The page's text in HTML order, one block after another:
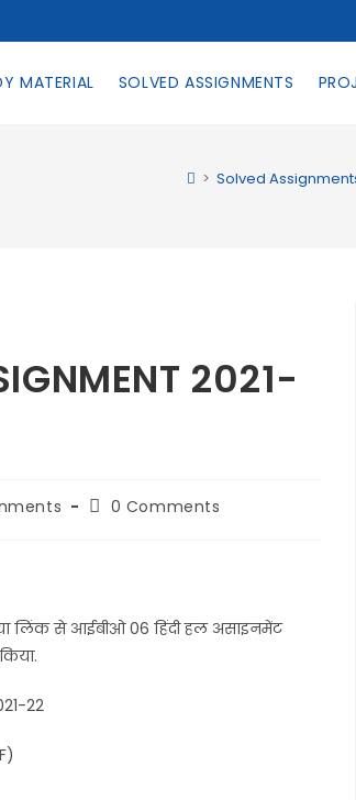
MATERIAL SOLVED ASSIGNMENTS
> Solved
2021-
0 Comments
लिंक से आईबीओ 06 हिंदी हल असाइनमेंट
22